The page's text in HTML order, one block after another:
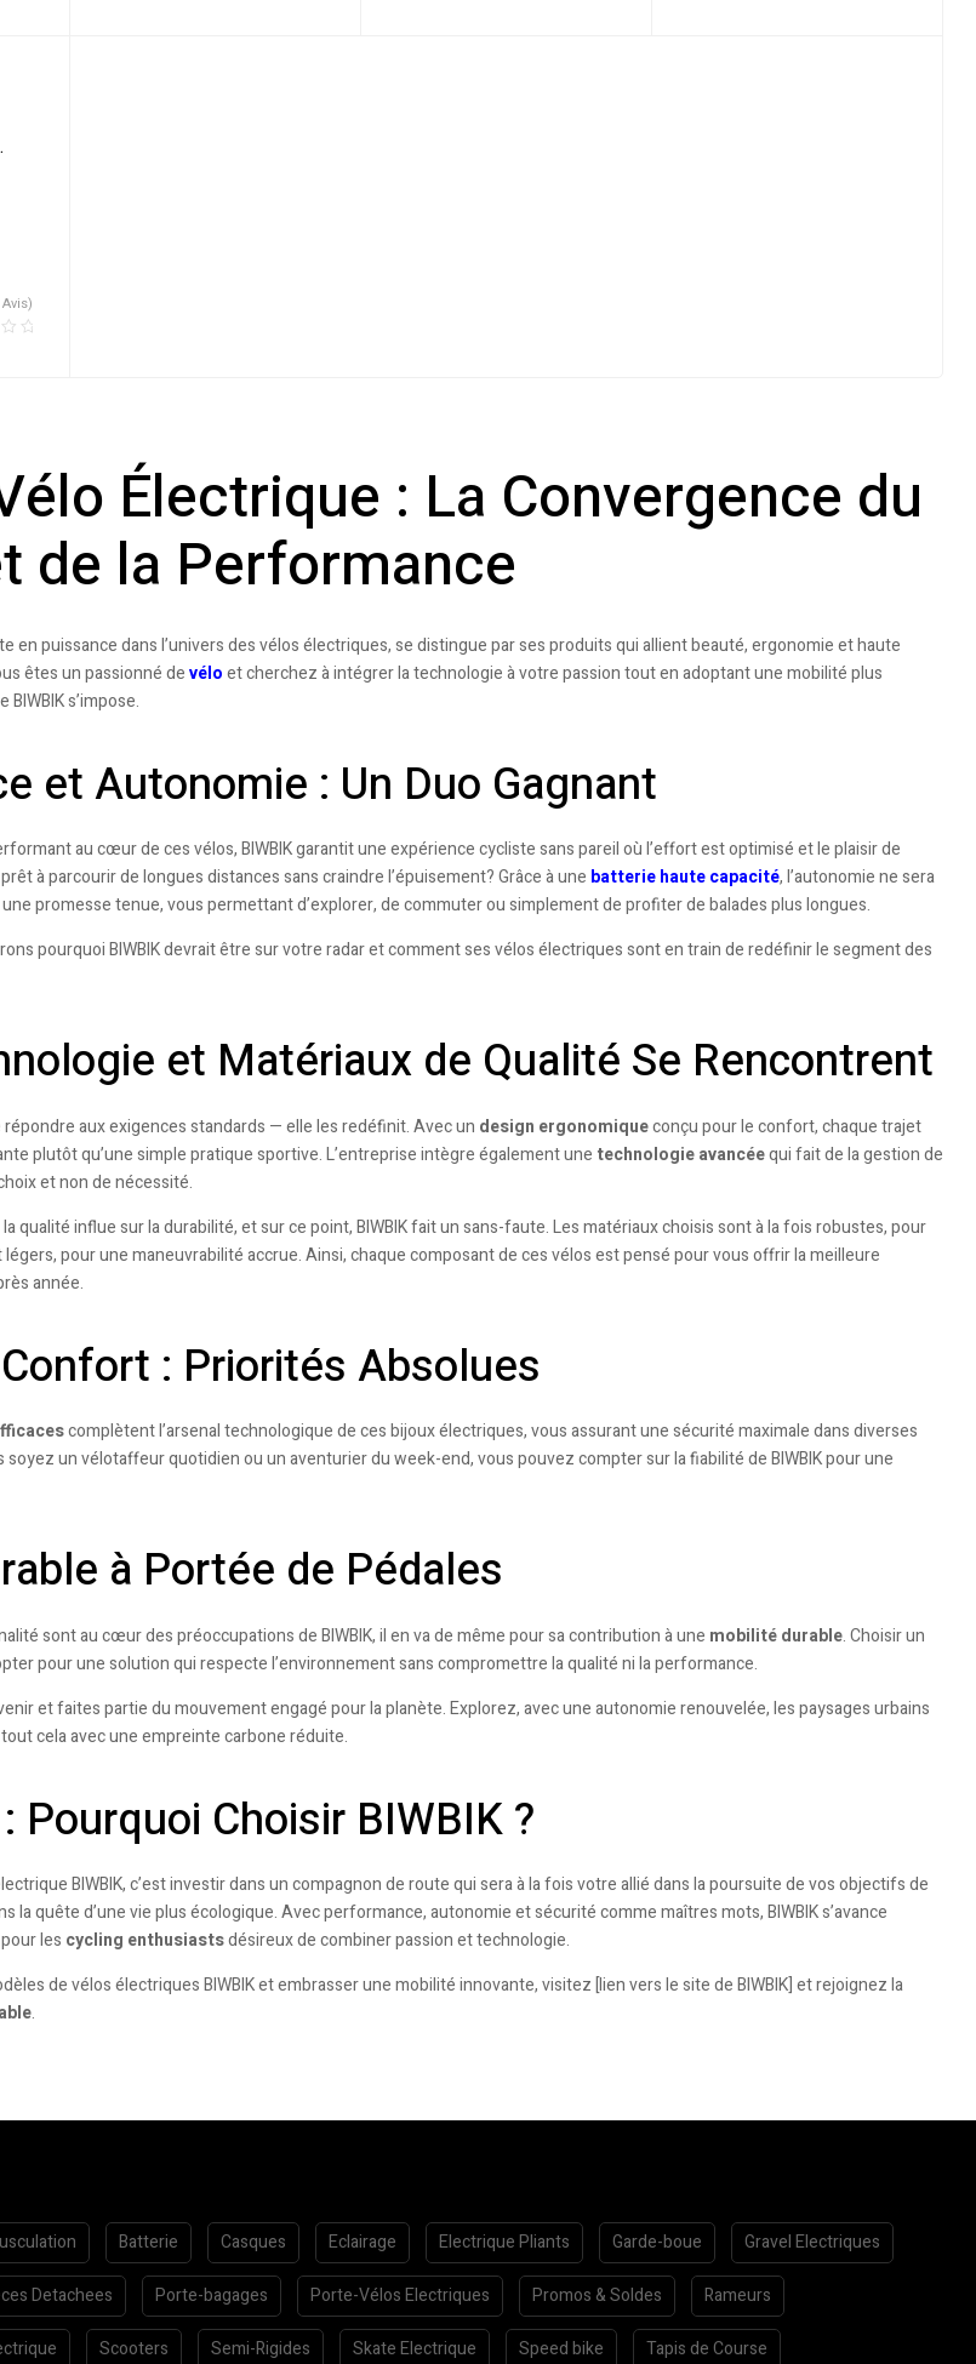
Électrique : La Convergence du
de la Performance
en puissance dans l’univers des vélos électriques, se distingue par ses produits qui allient beauté, ergonomie et haute
êtes un passionné devéloet cherchez à intégrer la technologie à votre passion tout en adoptant une mobilité plus
s’impose.
et Autonomie : Un Duo Gagnant
au cœur de ces vélos, BIWBIK garantit une expérience cycliste sans pareil où l’effort est optimisé et le plaisir de
à parcourir de longues distances sans craindre l’épuisement? Grâce à une batterie haute capacité, l’autonomie ne sera
promesse tenue, vous permettant d’explorer, de commuter ou simplement de profiter de balades plus longues.
pourquoi BIWBIK devrait être sur votre radar et comment ses vélos électriques sont en train de redéfinir le segment des
et Matériaux de Qualité Se Rencontrent
répondre aux exigences standards — elle les redéfinit. Avec un design ergonomiqueconçu pour le confort, chaque trajet
plutôt qu’une simple pratique sportive. L’entreprise intègre également une technologie avancéequi fait de la gestion de
et non de nécessité.
qualité influe sur la durabilité, et sur ce point, BIWBIK fait un sans-faute. Les matériaux choisis sont à la fois robustes, pour
légers, pour une maneuvrabilité accrue. Ainsi, chaque composant de ces vélos est pensé pour vous offrir la meilleure
année.
: Priorités Absolues
complètent l’arsenal technologique de ces bijoux électriques, vous assurant une sécurité maximale dans diverses
un vélotaffeur quotidien ou un aventurier du week-end, vous pouvez compter sur la fiabilité de BIWBIK pour une
à Portée de Pédales
sont au cœur des préoccupations de BIWBIK, il en va de même pour sa contribution à une mobilité durable. Choisir un
pour une solution qui respecte l’environnement sans compromettre la qualité ni la performance.
et faites partie du mouvement engagé pour la planète. Explorez, avec une autonomie renouvelée, les paysages urbains
cela avec une empreinte carbone réduite.
Pourquoi Choisir BIWBIK ?
BIWBIK, c’est investir dans un compagnon de route qui sera à la fois votre allié dans la poursuite de vos objectifs de
la quête d’une vie plus écologique. Avec performance, autonomie et sécurité comme maîtres mots, BIWBIK s’avance
les cycling enthusiastsdésireux de combiner passion et technologie.
de vélos électriques BIWBIK et embrasser une mobilité innovante, visitez [lien vers le site de BIWBIK] et rejoignez la
.
Batterie Casques Eclairage Electrique Pliants Garde-boue Gravel Electriques
Detachees Porte-bagages Porte-Vélos Electriques Promos & Soldes Rameurs
Scooters Semi-Rigides Skate Electrique Speed bike Tapis de Course